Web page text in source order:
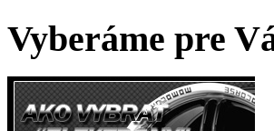
Vyberáme pre